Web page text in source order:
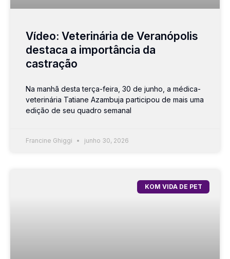
Vídeo: Veterinária de Veranópolis
destaca a importância da
castração
Na manhã desta terça-feira, 30 de junho, a médica-
veterinária Tatiane Azambuja participou de mais uma
edição de seu quadro semanal
Francine Ghiggi junho 30, 2026
KOM VIDA DE PET